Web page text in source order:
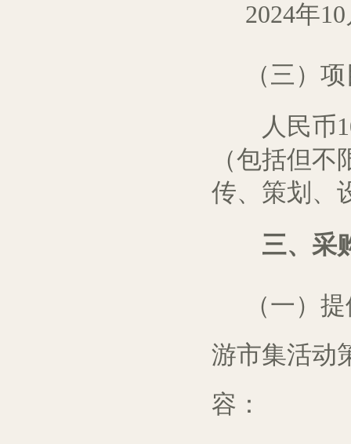
2024年
（三）
人民币10
（包括但
传、策划、
三、 采
（一）
游市集活动
容：